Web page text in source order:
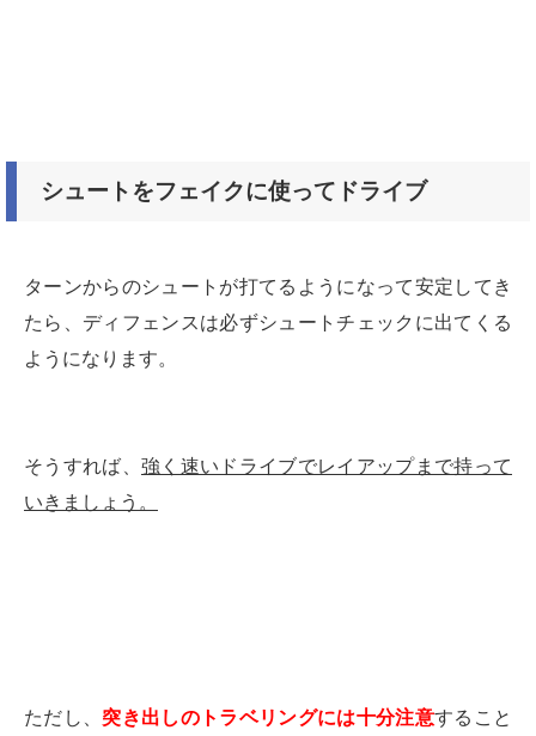
シュートをフェイクに使ってドライブ
ターンからのシュートが打てるようになって安定してき
たら、ディフェンスは必ずシュートチェックに出てくる
ようになります。
そうすれば、 強く速いドライブでレイアップまで持って
いきましょう。
ただし、 突き出しのトラベリングには十分注意すること